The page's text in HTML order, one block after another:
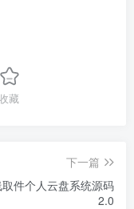
藏
下一篇
件个人云盘系统源码
2.0